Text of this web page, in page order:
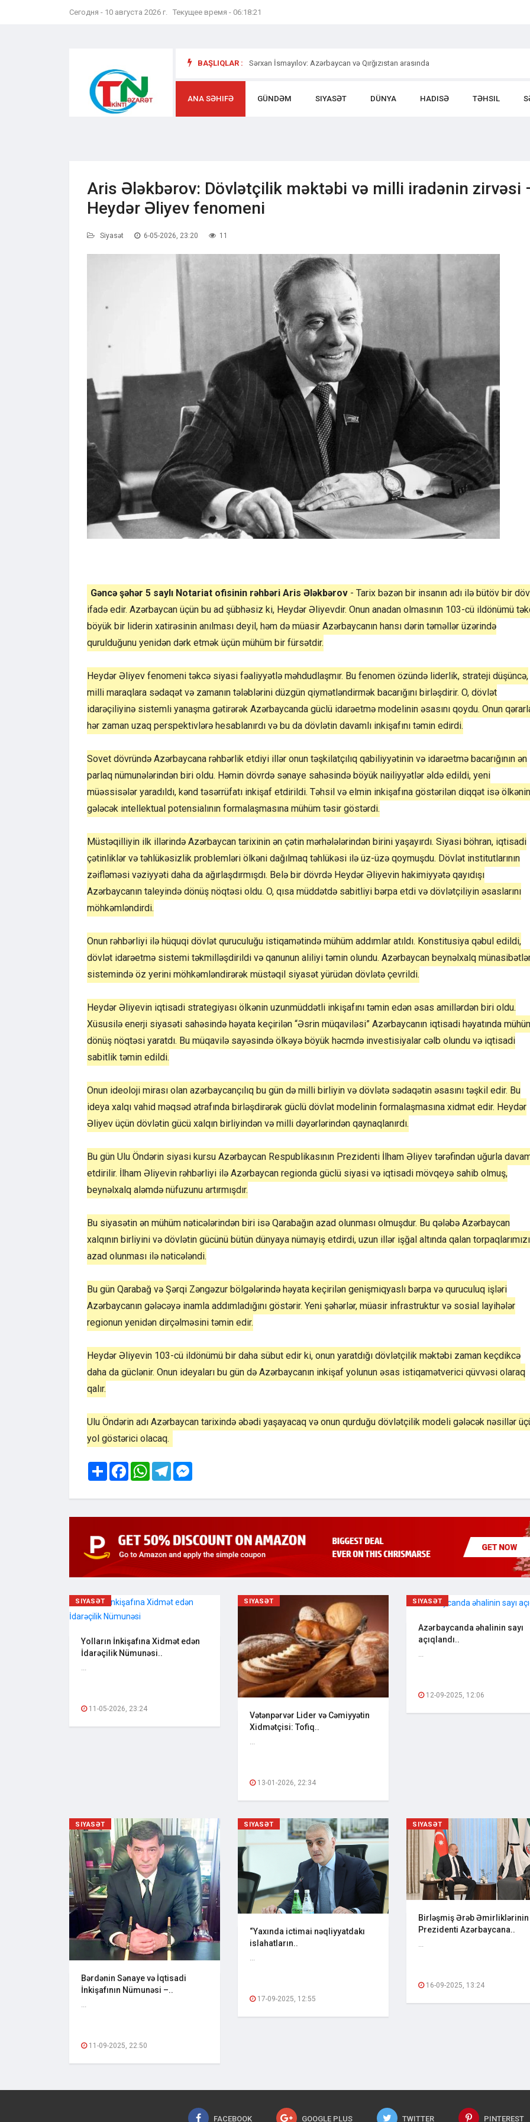
Сегодня - 10 августа 2026 г. Текущее время - 06:18:22
BAŞLIQLAR : Sərxan İsmayılov: Azərbaycan və Qırğızıstan arasında
ANA SƏHIFƏ GÜNDƏM SIYASƏT DÜNYA HADISƏ TƏHSIL
Aris Ələkbərov: Dövlətçilik məktəbi və milli iradənin zirvəsi
Heydər Əliyev fenomeni
Siyasət 6-05-2026, 23:20 11
Gəncə şəhər 5 saylı Notariat ofisinin rəhbəri Aris Ələkbərov - Tarix bəzən bir insanın adı ilə bütöv bir
ifadə edir. Azərbaycan üçün bu ad şübhəsiz ki, Heydər Əliyevdir. Onun anadan olmasının 103-cü ildönümü
böyük bir liderin xatirəsinin anılması deyil, həm də müasir Azərbaycanın hansı dərin təməllər üzərində
qurulduğunu yenidən dərk etmək üçün mühüm bir fürsətdir.
Heydər Əliyev fenomeni təkcə siyasi fəaliyyətlə məhdudlaşmır. Bu fenomen özündə liderlik, strateji düşüncə,
milli maraqlara sədaqət və zamanın tələblərini düzgün qiymətləndirmək bacarığını birləşdirir. O, dövlət
idarəçiliyinə sistemli yanaşma gətirərək Azərbaycanda güclü idarəetmə modelinin əsasını qoydu. Onun
hər zaman uzaq perspektivlərə hesablanırdı və bu da dövlətin davamlı inkişafını təmin edirdi.
Sovet dövründə Azərbaycana rəhbərlik etdiyi illər onun təşkilatçılıq qabiliyyətinin və idarəetmə bacarığının ən
parlaq nümunələrindən biri oldu. Həmin dövrdə sənaye sahəsində böyük nailiyyətlər əldə edildi, yeni
müəssisələr yaradıldı, kənd təsərrüfatı inkişaf etdirildi. Təhsil və elmin inkişafına göstərilən diqqət isə ölkənin
gələcək intellektual potensialının formalaşmasına mühüm təsir göstərdi.
Müstəqilliyin ilk illərində Azərbaycan tarixinin ən çətin mərhələlərindən birini yaşayırdı. Siyasi böhran, iqtisadi
çətinliklər və təhlükəsizlik problemləri ölkəni dağılmaq təhlükəsi ilə üz-üzə qoymuşdu. Dövlət institutlarının
zəifləməsi vəziyyəti daha da ağırlaşdırmışdı. Belə bir dövrdə Heydər Əliyevin hakimiyyətə qayıdışı
Azərbaycanın taleyində dönüş nöqtəsi oldu. O, qısa müddətdə sabitliyi bərpa etdi və dövlətçiliyin əsaslarını
möhkəmləndirdi.
Onun rəhbərliyi ilə hüquqi dövlət quruculuğu istiqamətində mühüm addımlar atıldı. Konstitusiya qəbul edildi,
dövlət idarəetmə sistemi təkmilləşdirildi və qanunun aliliyi təmin olundu. Azərbaycan beynəlxalq
sistemində öz yerini möhkəmləndirərək müstəqil siyasət yürüdən dövlətə çevrildi.
Heydər Əliyevin iqtisadi strategiyası ölkənin uzunmüddətli inkişafını təmin edən əsas amillərdən biri oldu.
Xüsusilə enerji siyasəti sahəsində həyata keçirilən “Əsrin müqaviləsi” Azərbaycanın iqtisadi həyatında
dönüş nöqtəsi yaratdı. Bu müqavilə sayəsində ölkəyə böyük həcmdə investisiyalar cəlb olundu və iqtisadi
sabitlik təmin edildi.
Onun ideoloji mirası olan azərbaycançılıq bu gün də milli birliyin və dövlətə sədaqətin əsasını təşkil edir. Bu
ideya xalqı vahid məqsəd ətrafında birləşdirərək güclü dövlət modelinin formalaşmasına xidmət edir. Heydər
Əliyev üçün dövlətin gücü xalqın birliyindən və milli dəyərlərindən qaynaqlanırdı.
Bu gün Ulu Öndərin siyasi kursu Azərbaycan Respublikasının Prezidenti İlham Əliyev tərəfindən uğurla
etdirilir. İlham Əliyevin rəhbərliyi ilə Azərbaycan regionda güclü siyasi və iqtisadi mövqeyə sahib olmuş,
beynəlxalq aləmdə nüfuzunu artırmışdır.
Bu siyasətin ən mühüm nəticələrindən biri isə Qarabağın azad olunması olmuşdur. Bu qələbə Azərbaycan
xalqının birliyini və dövlətin gücünü bütün dünyaya nümayiş etdirdi, uzun illər işğal altında qalan
azad olunması ilə nəticələndi.
Bu gün Qarabağ və Şərqi Zəngəzur bölgələrində həyata keçirilən genişmiqyaslı bərpa və quruculuq işləri
Azərbaycanın gələcəyə inamla addımladığını göstərir. Yeni şəhərlər, müasir infrastruktur və sosial layihələr
regionun yenidən dirçəlməsini təmin edir.
Heydər Əliyevin 103-cü ildönümü bir daha sübut edir ki, onun yaratdığı dövlətçilik məktəbi zaman keçdikcə
daha da güclənir. Onun ideyaları bu gün də Azərbaycanın inkişaf yolunun əsas istiqamətverici qüvvəsi olaraq
qalır.
Ulu Öndərin adı Azərbaycan tarixində əbədi yaşayacaq və onun qurduğu dövlətçilik modeli gələcək nəsillər
yol göstərici olacaq.
Share FacebookWhatsAppTelegram
SIYASƏT
Yolların İnkişafına Xidmət edən
İdarəçilik Nümunəsi..
...
11-05-2026, 23:24
SIYASƏT
Vətənpərvər Lider və Cəmiyyətin
Xidmətçisi: Tofiq..
...
13-01-2026, 22:34
SIYASƏT
Azərbaycanda əhalinin sayı
açıqlandı..
...
12-09-2025, 12:06
SIYASƏT
Bərdənin Sənaye və İqtisadi
İnkişafının Nümunəsi –..
...
11-09-2025, 22:50
SIYASƏT
“Yaxında ictimai nəqliyyatdakı
islahatların..
17-09-2025, 12:55
SIYASƏT
Birləşmiş Ərəb Əmirliklərinin
Prezidenti Azərbaycana..
16-09-2025, 13:24
FACEBOOK GOOGLE PLUS TWITTER PINTEREST